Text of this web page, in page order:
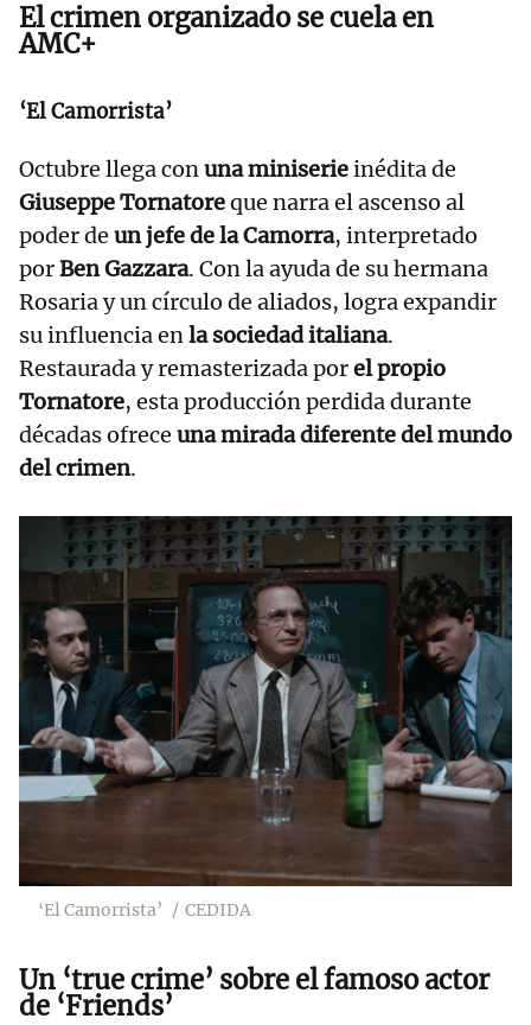
El crimen organizado se cuela en
AMC+
‘El Camorrista’
Octubre llega conuna miniserieinédita de
Giuseppe Tornatoreque narra el ascenso al
poder de un jefe de la Camorra, interpretado
porBen Gazzara. Con la ayuda de su hermana
Rosaria y un círculo de aliados, logra expandir
su influencia enla sociedad italiana.
Restaurada y remasterizada porel propio
Tornatore, esta producción perdida durante
décadas ofrece una mirada diferente del mundo
del crimen.
‘El Camorrista’ CEDIDA
Un ‘true crime’ sobre el famoso actor
de ‘Friends’